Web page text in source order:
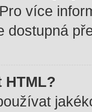
více
dostupná
HTML?